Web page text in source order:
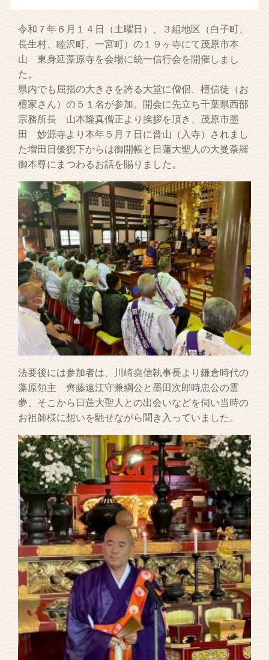
令和７年６月１４日（土曜日）、３組地区（白子町、
長生村、睦沢町、一宮町）の１９ヶ寺にて茂原市本
山 東身延藻原寺を会場に統一信行会を開催しまし
た。
県内でも屈指の大きさを誇る大堂に僧侶、檀信徒（お
檀家さん）の５１名が参加。開会に先立ち千葉県西部
宗務所長 山本隆真僧正より挨拶を頂き、茂原市墨
田 妙源寺より本年５月７日に晋山（入寺）されまし
た増田日優猊下からは御開帳と日蓮大聖人の大曼荼羅
御本尊にまつわるお話を賜りました。
法要後には参加者は、川崎堯信執事長より鎌倉時代の
藻原領主 齊藤遠江守兼綱公と墨田次郎時忠公の霊
夢、そこから日蓮大聖人との出会いなどを伺い当時の
お祖師様に想いを馳せながら聞き入っていました。